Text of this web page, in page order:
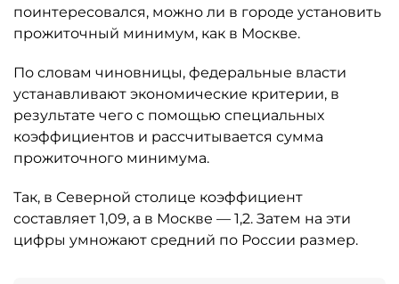
поинтересовался, можно ли в городе установить
прожиточный минимум, как в Москве.
По словам чиновницы, федеральные власти
устанавливают экономические критерии, в
результате чего с помощью специальных
коэффициентов и рассчитывается сумма
прожиточного минимума.
Так, в Северной столице коэффициент
составляет 1,09, а в Москве — 1,2. Затем на эти
цифры умножают средний по России размер.